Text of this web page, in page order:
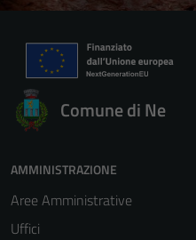
Comune di Ne
AMMINISTRAZIONE
Aree Amministrative
Uffici